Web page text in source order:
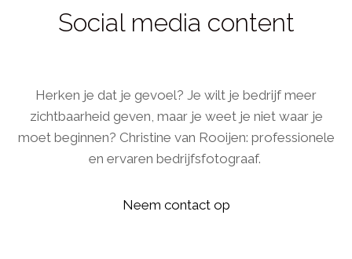
Social media content
Herken je dat je gevoel? Je wilt je bedrijf meer
zichtbaarheid geven, maar je weet je niet waar je
moet beginnen? Christine van Rooijen: professionele
en ervaren bedrijfsfotograaf.
Neem contact op